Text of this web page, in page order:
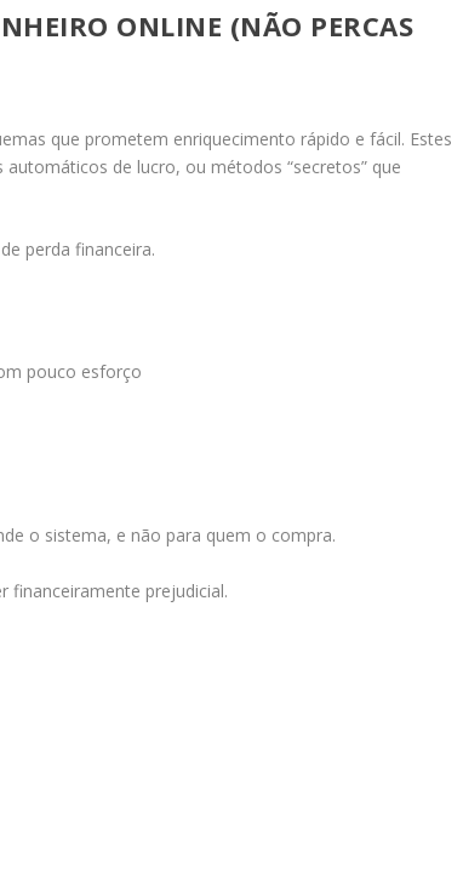
ONLINE (NÃO PERCAS
que prometem enriquecimento rápido e fácil. Estes
de lucro, ou métodos “secretos” que
perda financeira.
pouco esforço
o sistema, e não para quem o compra.
financeiramente prejudicial.